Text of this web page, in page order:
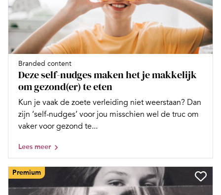
Branded content
Deze self-nudges maken het je makkelijk
om gezond(er) te eten
Kun je vaak de zoete verleiding niet weerstaan? Dan
zijn ‘self-nudges’ voor jou misschien wel de truc om
vaker voor gezond te...
Lees meer
Premium